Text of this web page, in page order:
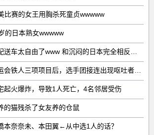
比赛的女王用胸杀死童贞wwwww
的日本熟女wwwww
起火爆炸，导致1人死亡，4名邻居受伤
的猫残杀了女友养的仓鼠
本奈奈未、本田翼←从中选1人的话？